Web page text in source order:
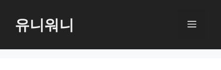
로
유니워니 메